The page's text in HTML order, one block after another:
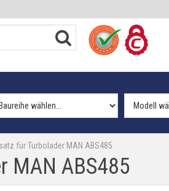
für Turbolader MAN ABS485
MAN ABS485